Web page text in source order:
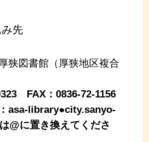
先
狭図書館（厚狭地区複合
FAX：0836-72-1156
asa-library●city.sanyo-
@に置き換えてくださ